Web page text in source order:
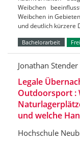
Weibchen
Weibchen in
und deutlich kürzere
Bachelorarbeit
Jonathan Stender
Legale
Outdoorsport :
und welche
Hochschule